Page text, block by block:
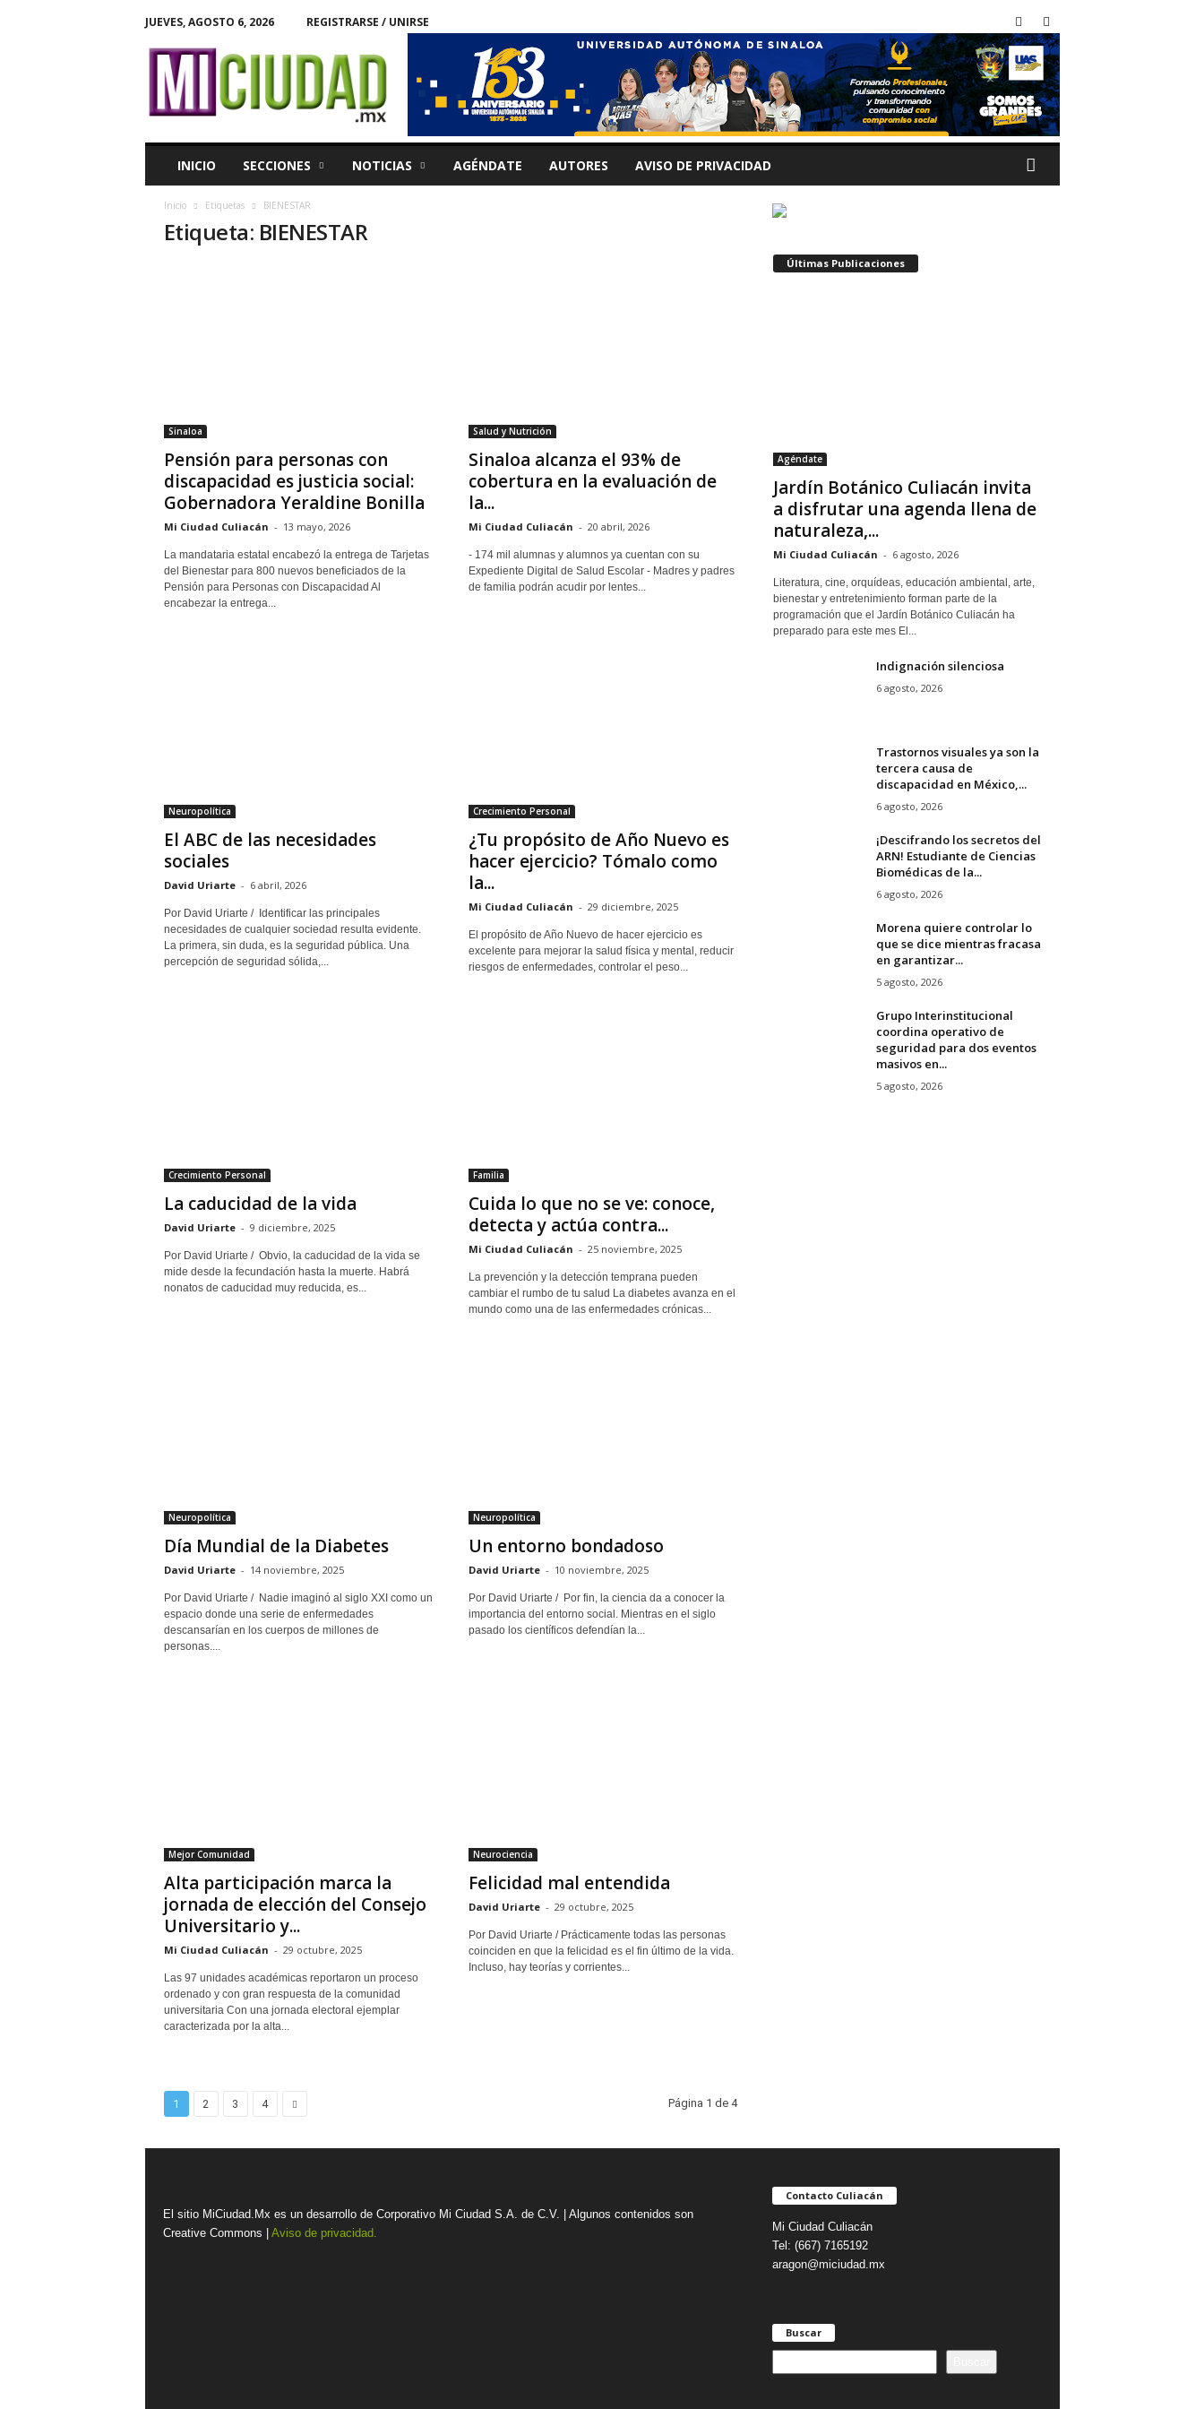
JUEVES, AGOSTO 6, 2026 REGISTRARSE / UNIRSE
u
INICIO SECCIONES NOTICIAS AGÉNDATE AUTORES AVISO DE PRIVACIDAD
Inicio Etiquetas BIENESTAR
Etiqueta: BIENESTAR
Sinaloa
Pensión para personas con
discapacidad es justicia social:
Gobernadora Yeraldine Bonilla
Mi Ciudad Culiacán - 13 mayo, 2026
La mandataria estatal encabezó la entrega de Tarjetas
del Bienestar para 800 nuevos beneficiados de la
Pensión para Personas con Discapacidad Al
encabezar la entrega...
Salud y Nutrición
Sinaloa alcanza el 93% de
cobertura en la evaluación de
la...
Mi Ciudad Culiacán - 20 abril, 2026
- 174 mil alumnas y alumnos ya cuentan con su
Expediente Digital de Salud Escolar - Madres y padres
de familia podrán acudir por lentes...
Neuropolítica
El ABC de las necesidades
sociales
David Uriarte - 6 abril, 2026
Por David Uriarte / Identificar las principales
necesidades de cualquier sociedad resulta evidente.
La primera, sin duda, es la seguridad pública. Una
percepción de seguridad sólida,...
Crecimiento Personal
¿Tu propósito de Año Nuevo es
hacer ejercicio? Tómalo como
la...
Mi Ciudad Culiacán - 29 diciembre, 2025
El propósito de Año Nuevo de hacer ejercicio es
excelente para mejorar la salud física y mental, reducir
riesgos de enfermedades, controlar el peso...
Crecimiento Personal
La caducidad de la vida
David Uriarte - 9 diciembre, 2025
Por David Uriarte / Obvio, la caducidad de la vida se
mide desde la fecundación hasta la muerte. Habrá
nonatos de caducidad muy reducida, es...
Familia
Cuida lo que no se ve: conoce,
detecta y actúa contra...
Mi Ciudad Culiacán - 25 noviembre, 2025
La prevención y la detección temprana pueden
cambiar el rumbo de tu salud La diabetes avanza en el
mundo como una de las enfermedades crónicas...
Neuropolítica
Día Mundial de la Diabetes
David Uriarte - 14 noviembre, 2025
Por David Uriarte / Nadie imaginó al siglo XXI como un
espacio donde una serie de enfermedades
descansarían en los cuerpos de millones de
personas....
Neuropolítica
Un entorno bondadoso
David Uriarte - 10 noviembre, 2025
Por David Uriarte / Por fin, la ciencia da a conocer la
importancia del entorno social. Mientras en el siglo
pasado los científicos defendían la...
Mejor Comunidad
Alta participación marca la
jornada de elección del Consejo
Universitario y...
Mi Ciudad Culiacán - 29 octubre, 2025
Las 97 unidades académicas reportaron un proceso
ordenado y con gran respuesta de la comunidad
universitaria Con una jornada electoral ejemplar
caracterizada por la alta...
Neurociencia
Felicidad mal entendida
David Uriarte - 29 octubre, 2025
Por David Uriarte / Prácticamente todas las personas
coinciden en que la felicidad es el fin último de la vida.
Incluso, hay teorías y corrientes...
1 2 3 4 Página 1 de 4
Últimas Publicaciones
Agéndate
Jardín Botánico Culiacán invita
a disfrutar una agenda llena de
naturaleza,...
Mi Ciudad Culiacán - 6 agosto, 2026
Literatura, cine, orquídeas, educación ambiental, arte,
bienestar y entretenimiento forman parte de la
programación que el Jardín Botánico Culiacán ha
preparado para este mes El...
Indignación silenciosa
6 agosto, 2026
Trastornos visuales ya son la
tercera causa de
discapacidad en México,...
6 agosto, 2026
¡Descifrando los secretos del
ARN! Estudiante de Ciencias
Biomédicas de la...
6 agosto, 2026
Morena quiere controlar lo
que se dice mientras fracasa
en garantizar...
5 agosto, 2026
Grupo Interinstitucional
coordina operativo de
seguridad para dos eventos
masivos en...
5 agosto, 2026
El sitio MiCiudad.Mx es un desarrollo de Corporativo Mi Ciudad S.A. de C.V. | Algunos contenidos son
Creative Commons | Aviso de privacidad.
Contacto Culiacán
Mi Ciudad Culiacán
Tel: (667) 7165192
aragon@miciudad.mx
Buscar
u